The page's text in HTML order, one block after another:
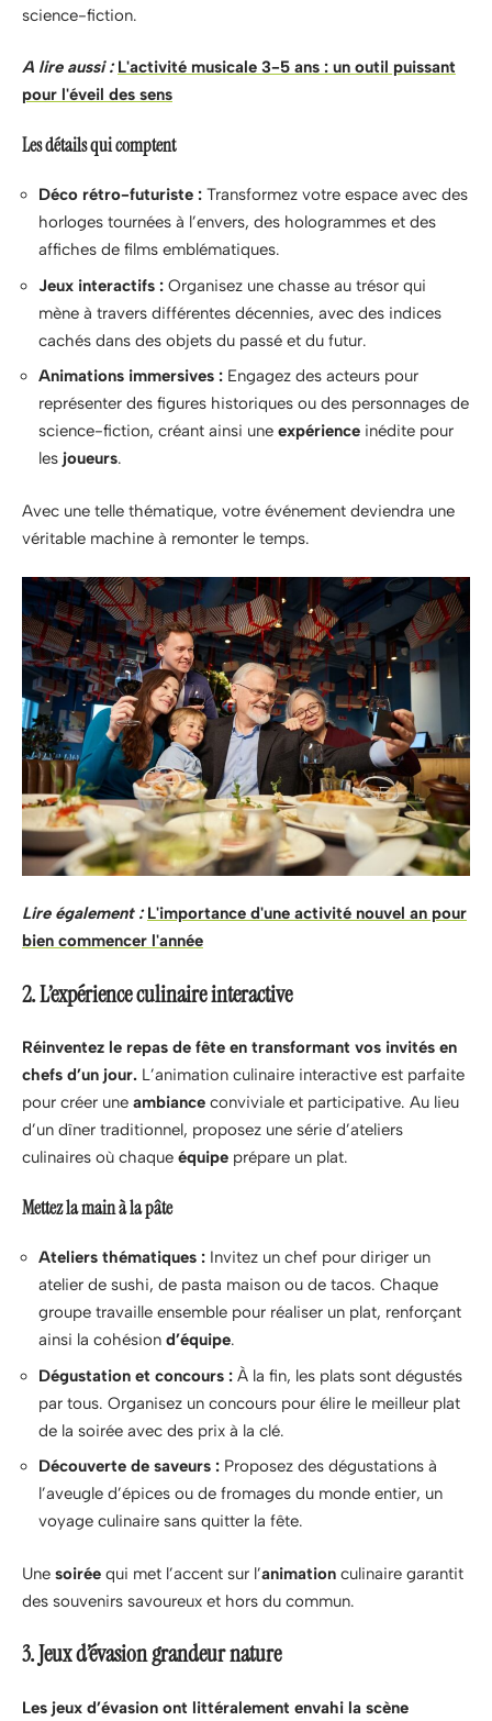
science-fiction.
A lire aussi : L'activité musicale 3-5 ans : un outil puissant
pour l'éveil des sens
Les détails qui comptent
Déco rétro-futuriste : Transformez votre espace avec des
horloges tournées à l’envers, des hologrammes et des
affiches de films emblématiques.
Jeux interactifs : Organisez une chasse au trésor qui
mène à travers différentes décennies, avec des indices
cachés dans des objets du passé et du futur.
Animations immersives : Engagez des acteurs pour
représenter des figures historiques ou des personnages de
science-fiction, créant ainsi une expérience inédite pour
les joueurs.
Avec une telle thématique, votre événement deviendra une
véritable machine à remonter le temps.
Lire également : L'importance d'une activité nouvel an pour
bien commencer l'année
2. L’expérience culinaire interactive
Réinventez le repas de fête en transformant vos invités en
chefs d’un jour. L’animation culinaire interactive est parfaite
pour créer une ambiance conviviale et participative. Au lieu
d’un dîner traditionnel, proposez une série d’ateliers
culinaires où chaque équipe prépare un plat.
Mettez la main à la pâte
Ateliers thématiques : Invitez un chef pour diriger un
atelier de sushi, de pasta maison ou de tacos. Chaque
groupe travaille ensemble pour réaliser un plat, renforçant
ainsi la cohésion d’équipe.
Dégustation et concours : À la fin, les plats sont dégustés
par tous. Organisez un concours pour élire le meilleur plat
de la soirée avec des prix à la clé.
Découverte de saveurs : Proposez des dégustations à
l’aveugle d’épices ou de fromages du monde entier, un
voyage culinaire sans quitter la fête.
Une soirée qui met l’accent sur l’animation culinaire garantit
des souvenirs savoureux et hors du commun.
3. Jeux d’évasion grandeur nature
Les jeux d’évasion ont littéralement envahi la scène